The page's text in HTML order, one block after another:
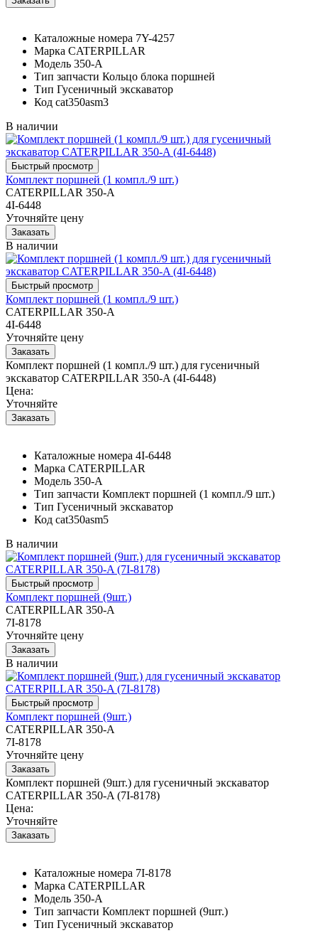
Каталожные номера 7Y-4257
Марка CATERPILLAR
Модель 350-A
Тип запчасти Кольцо блока поршней
Тип Гусеничный экскаватор
Код cat350asm3
В наличии
Комплект поршней (1 компл./9 шт.)
CATERPILLAR 350-A
4I-6448
Уточняйте цену
В наличии
Комплект поршней (1 компл./9 шт.)
CATERPILLAR 350-A
4I-6448
Уточняйте цену
Комплект поршней (1 компл./9 шт.) для гусеничный
экскаватор CATERPILLAR 350-A (4I-6448)
Цена:
Уточняйте
Каталожные номера 4I-6448
Марка CATERPILLAR
Модель 350-A
Тип запчасти Комплект поршней (1 компл./9 шт.)
Тип Гусеничный экскаватор
Код cat350asm5
В наличии
Комплект поршней (9шт.)
CATERPILLAR 350-A
7I-8178
Уточняйте цену
В наличии
Комплект поршней (9шт.)
CATERPILLAR 350-A
7I-8178
Уточняйте цену
Комплект поршней (9шт.) для гусеничный экскаватор
CATERPILLAR 350-A (7I-8178)
Цена:
Уточняйте
Каталожные номера 7I-8178
Марка CATERPILLAR
Модель 350-A
Тип запчасти Комплект поршней (9шт.)
Тип Гусеничный экскаватор